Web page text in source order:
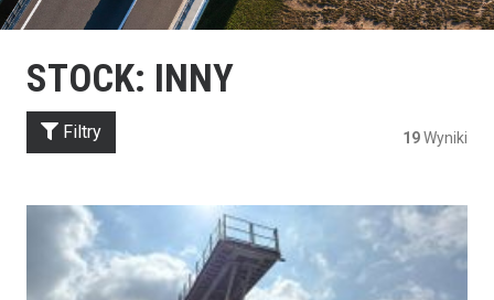
STOCK: INNY
19Wyniki
Filtry